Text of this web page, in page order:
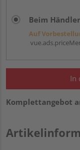
Beim
Auf
In
Komplettangebot